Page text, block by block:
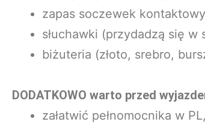
zapas soczewek
słuchawki (przydadzą się w
biżuteria (złoto, srebro,
DODATKOWO warto przed
załatwić pełnomocnika w